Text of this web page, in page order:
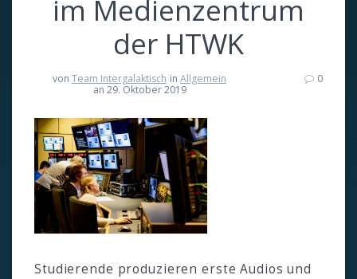
im Medienzentrum
der HTWK
von Team Intergalaktisch inAllgemein
an 29. Oktober 2019
0
Studierende produzieren erste Audios und